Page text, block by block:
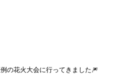
の花火大会に行ってきました🎆